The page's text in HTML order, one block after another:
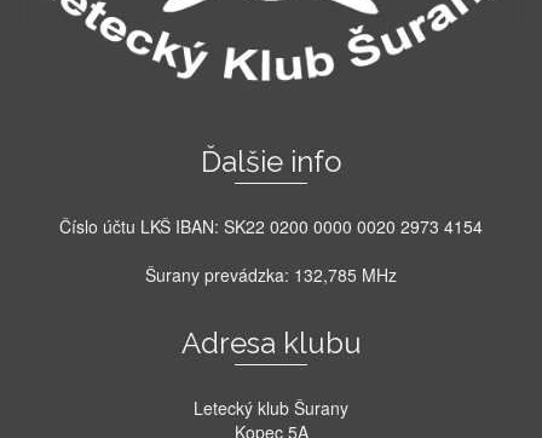
Ďalšie info
Číslo účtu LKŠ IBAN: SK22 0200 0000 0020 2973 4154
Šurany prevádzka: 132,785 MHz
Adresa klubu
Letecký klub Šurany
Kopec 5A